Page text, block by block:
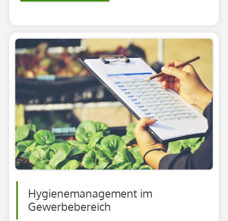
Hygienemanagement im
Gewerbebereich